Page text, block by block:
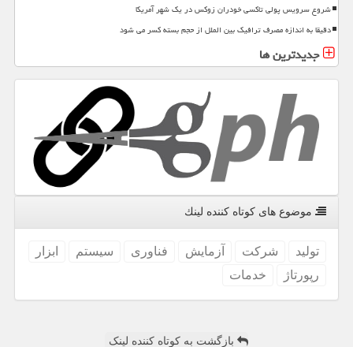
شروع سرویس پولی تاکسی خودران زوکس در یک شهر آمریکا
دقیقا به اندازه مصرف ترافیک بین الملل از حجم بسته کسر می شود
جدیدترین ها
موضوع های كوتاه كننده لینك
تولید شركت آزمایش فناوری سیستم
ابزار
رپورتاژ
خدمات
بازگشت به کوتاه کننده لینک